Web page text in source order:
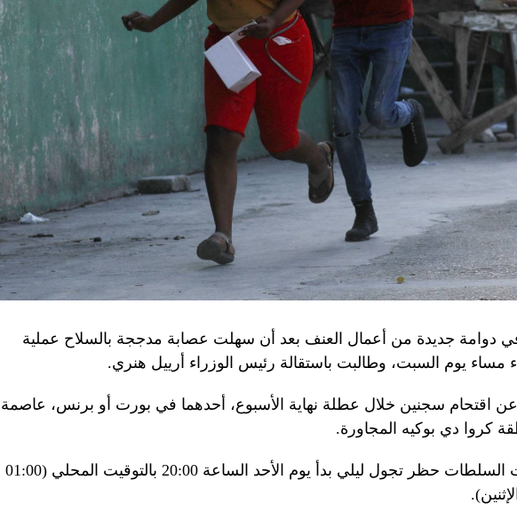
الأوكراني» فولوديمير زيلينسكي ومسؤولين كبار آخرين، مثل رئيس جهاز
كيريلو بودانوف، بناءً على أوامر من موسكو. وأوقفت الأجهزة الأوكرانية
أن المشتبه فيهما اللذَين أوقفا «شخصان برتبة كولونيل» من جهاز الدولة
أمن المسؤولين الحكوميين.
الشبكة كانت «تحت إشراف» جهاز الأمن الفدرالي الروسي ويُشتبه في أن
سرّية» إلى روسيا، مؤكدةً أنهما كانا يُريدان تجنيد عسكريين «مقرّبين من
«احتجازه كرهينة وقتله». وكشفت أجهزة الأمن الأوكرانية أن أحد أعضاء
مسيّرات ومتفجّرات.
الصيني شي جينبينغ في تصريحات لصحيفة «بوليتيكا» الصربية قبل وصوله
«الناتو»، على خلفية قصفه «الفاضح» للسفارة الصينية في يوغوسلافيا عام
إيمانويل ماكرون شي إلى منطقة البيرينيه الجبلية أمس، في اليوم الثاني
أن تسمح بحوار مباشر عن الحرب في أوكرانيا والخلافات التجارية.
زوجتيهما بُعيد الظهر إلى جبل تورماليه، إحدى محطات الصعود في طواف
يقع على ارتفاع كبير، حيث تناول الرئيسان مع زوجتيهما الغداء. وقدّم
من بطانيات صوف من جبال البيرينيه، وزجاجة أرمانياك، وقبعات، وسروال
في دوامة جديدة من أعمال العنف بعد أن سهلت عصابة مدججة بالسلاح عملية
يوم السبت، وطالبت باستقالة رئيس الوزراء أرييل هنري.
اقتحام سجنين خلال عطلة نهاية الأسبوع، أحدهما في بورت أو برنس، عاصمة
كروا دي بوكيه المجاورة.
وبناء على ذلك فرضت السلطات حظر تجول ليلي بدأ يوم الأحد الساعة 20:00 بالتوقيت المحلي (01:00